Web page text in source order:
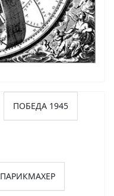
ПОБЕДА 1945
ПАРИКМАХЕР